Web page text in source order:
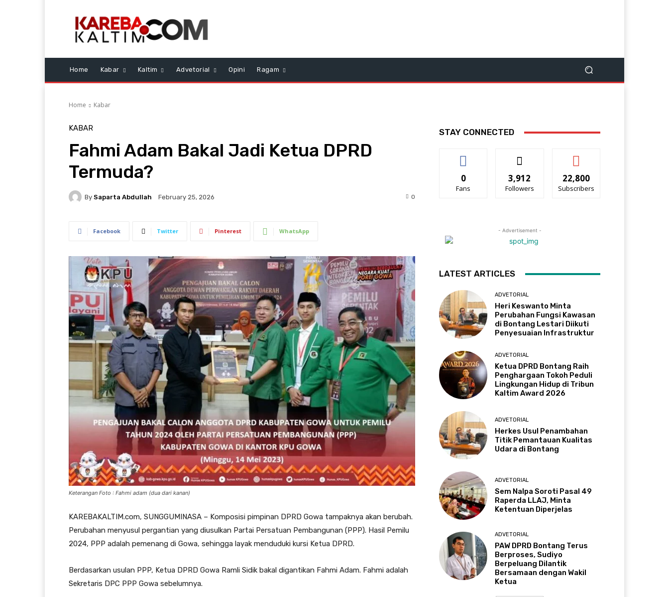
Home Kabar Kaltim Advetorial Opini Ragam
Home Kabar
KABAR
Fahmi Adam Bakal Jadi Ketua DPRD
Termuda?
By Saparta Abdullah February 25, 2026 0
Facebook Twitter Pinterest WhatsApp
Keterangan Foto : Fahmi adam (dua dari kanan)
KAREBAKALTIM.com, SUNGGUMINASA – Komposisi pimpinan DPRD Gowa tampaknya akan berubah.
Perubahan menyusul pergantian yang diusulkan Partai Persatuan Pembangunan (PPP). Hasil Pemilu
2024, PPP adalah pemenang di Gowa, sehingga layak menduduki kursi Ketua DPRD.
Berdasarkan usulan PPP, Ketua DPRD Gowa Ramli Sidik bakal digantikan Fahmi Adam. Fahmi adalah
Sekretaris DPC PPP Gowa sebelumnya.
STAY CONNECTED
0
Fans
3,912
Followers
22,800
Subscribers
- Advertisement -
LATEST ARTICLES
ADVETORIAL
Heri Keswanto Minta
Perubahan Fungsi Kawasan
di Bontang Lestari Diikuti
Penyesuaian Infrastruktur
ADVETORIAL
Ketua DPRD Bontang Raih
Penghargaan Tokoh Peduli
Lingkungan Hidup di Tribun
Kaltim Award 2026
ADVETORIAL
Herkes Usul Penambahan
Titik Pemantauan Kualitas
Udara di Bontang
ADVETORIAL
Sem Nalpa Soroti Pasal 49
Raperda LLAJ, Minta
Ketentuan Diperjelas
ADVETORIAL
PAW DPRD Bontang Terus
Berproses, Sudiyo
Berpeluang Dilantik
Bersamaan dengan Wakil
Ketua